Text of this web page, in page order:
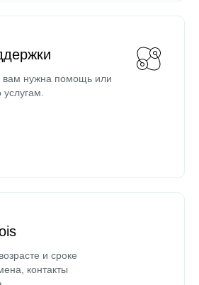
вам нужна помощь или
и сроке
контакты